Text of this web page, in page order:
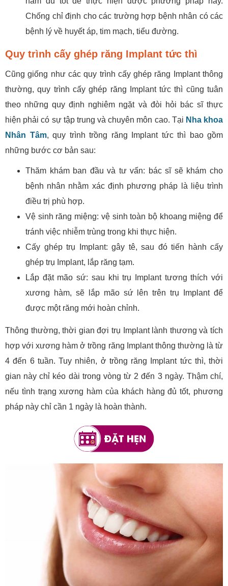
Chống chỉ định cho các trường hợp bệnh nhân có các
bệnh lý về huyết áp, tim mạch, tiểu đường.
Quy trình cấy ghép răng Implant tức thì
Cũng giống như các quy trình cấy ghép răng Implant thông
thường, quy trình cấy ghép răng Implant tức thì cũng tuân
theo những quy định nghiêm ngặt và đòi hỏi bác sĩ thực
hiện phải có sự tập trung và chuyên môn cao. Tại Nha khoa
Nhân Tâm, quy trình trồng răng Implant tức thì bao gồm
những bước cơ bản sau:
Thăm khám ban đầu và tư vấn: bác sĩ sẽ khám cho
bệnh nhân nhằm xác định phương pháp là liệu trình
điều trị phù hợp.
Vệ sinh răng miệng: vệ sinh toàn bộ khoang miệng để
tránh việc nhiễm trùng trong khi thực hiện.
Cấy ghép trụ Implant: gây tê, sau đó tiến hành cấy
ghép trụ Implant, lắp răng tạm.
Lắp đặt mão sứ: sau khi trụ Implant tương thích với
xương hàm, sẽ lắp mão sứ lên trên trụ Implant để
được một răng mới hoàn chỉnh.
Thông thường, thời gian đợi trụ Implant lành thương và tích
hợp với xương hàm ở trồng răng Implant thông thường là từ
4 đến 6 tuần. Tuy nhiên, ở trồng răng Implant tức thì, thời
gian này chỉ kéo dài trong vòng từ 2 đến 3 ngày. Thậm chí,
nếu tình trạng xương hàm của khách hàng đủ tốt, phương
pháp này chỉ cần 1 ngày là hoàn thành.